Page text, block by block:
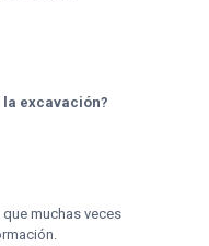
excavación?
muchas veces